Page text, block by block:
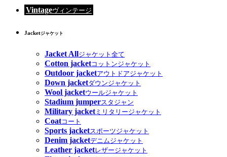
Vintageヴィンテージ
Jacketジャケット
Jacket Allジャケット全て
Cotton jacketコットンジャケット
Outdoor jacketアウトドアジャケット
Down jacketダウンジャケット
Wool jacketウールジャケット
Stadium jumperスタジャン
Military jacketミリタリージャケット
Coatコート
Sports jacketスポーツジャケット
Denim jacketデニムジャケット
Leather jacketレザージャケット